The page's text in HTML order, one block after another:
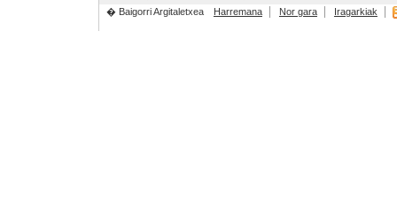
� Baigorri Argitaletxea
Harremana Nor gara Iragarkiak